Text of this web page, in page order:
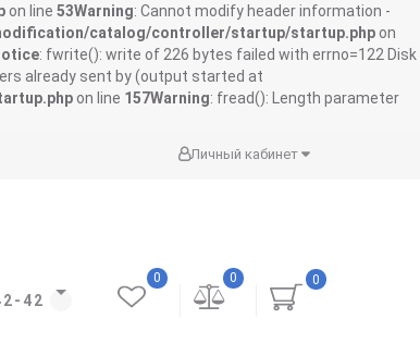
on line 53Warning: Cannot modify header information -
catalog/controller/startup/startup.php on
: fwrite(): write of 226 bytes failed with errno=122 Disk
already sent by (output started at
on line 157Warning: fread(): Length parameter
Личный кабинет
42
0
0
0